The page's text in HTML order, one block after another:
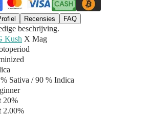
Recensies FAQ
beschrijving.
Kush X Mag
Sativa / 90 % Indica
20%
2.00%